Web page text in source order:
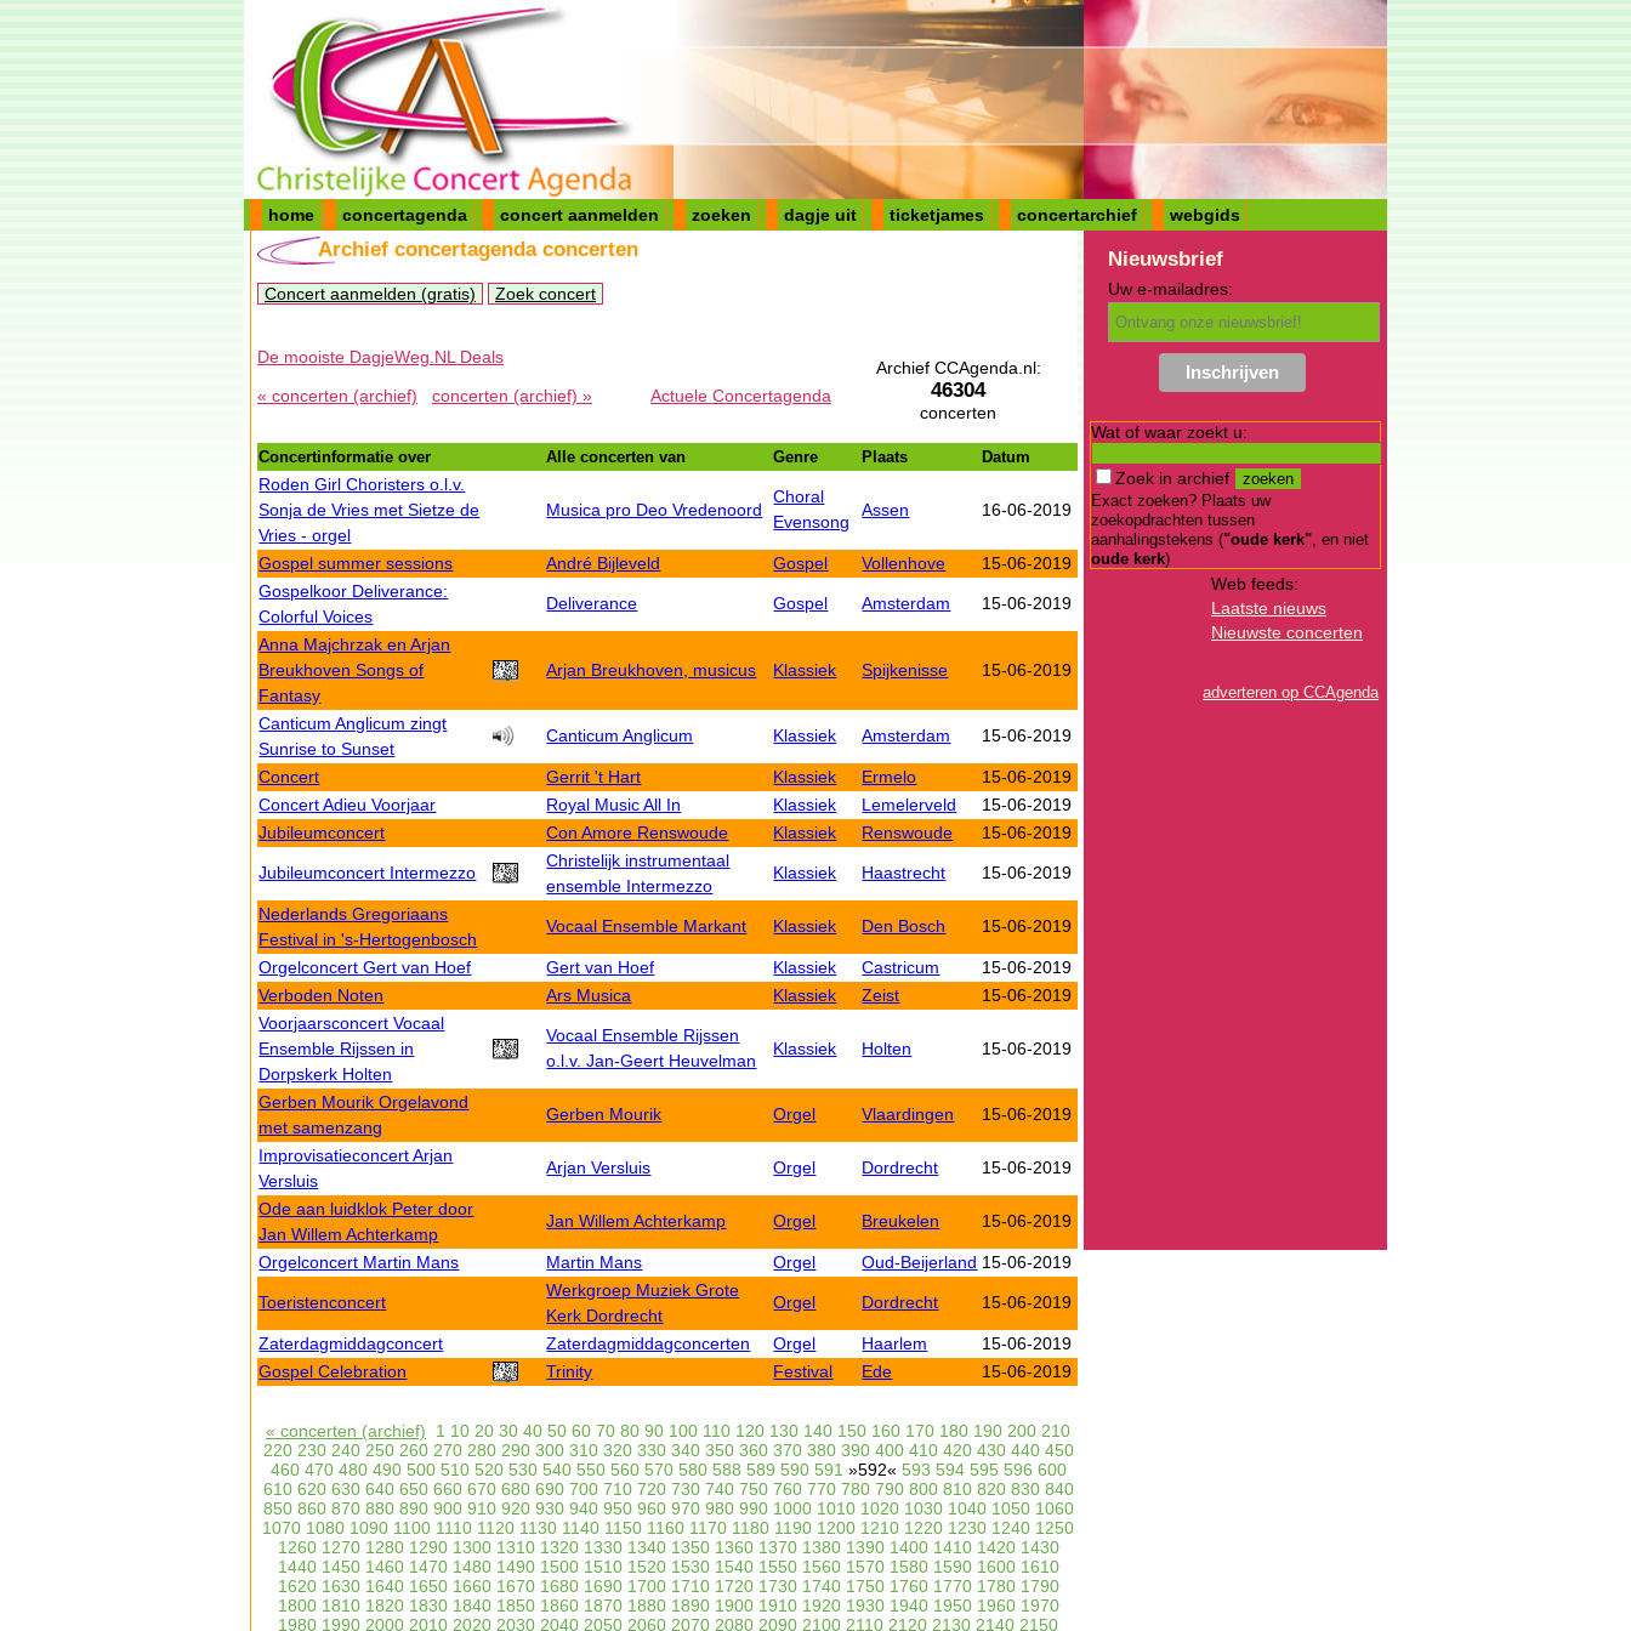
home concertagenda concert aanmelden zoeken dagje uit ticketjames concertarchief webgids
Archief concertagenda concerten
Concert aanmelden (gratis) Zoek concert
Archief CCAgenda.nl:
46304
concerten
De mooiste DagjeWeg.NL Deals
« concerten (archief)
concerten (archief) » Actuele Concertagenda
Concertinformatie over Alle concerten van Genre Plaats Datum
Roden Girl Choristers o.l.v.
Sonja de Vries met Sietze de
Vries - orgel
Musica pro Deo Vredenoord
Choral
Evensong
Assen 16-06-2019
Gospel summer sessions André Bijleveld Gospel Vollenhove
15-06-2019
Gospelkoor Deliverance:
Colorful Voices
Deliverance Gospel Amsterdam 15-06-2019
Anna Majchrzak en Arjan
Breukhoven Songs of
Fantasy
Arjan Breukhoven, musicus Klassiek Spijkenisse 15-06-2019
Canticum Anglicum zingt
Sunrise to Sunset
Canticum Anglicum Klassiek Amsterdam 15-06-2019
Concert Gerrit 't Hart Klassiek Ermelo
15-06-2019
Concert Adieu Voorjaar
Royal Music All In Klassiek Lemelerveld
15-06-2019
Jubileumconcert
Con Amore Renswoude Klassiek Renswoude 15-06-2019
Jubileumconcert Intermezzo
Christelijk instrumentaal
ensemble Intermezzo
Klassiek Haastrecht 15-06-2019
Nederlands Gregoriaans
Festival in 's-Hertogenbosch
Vocaal Ensemble Markant Klassiek Den Bosch 15-06-2019
Orgelconcert Gert van Hoef Gert van Hoef Klassiek Castricum
15-06-2019
Verboden Noten
Ars Musica Klassiek Zeist
15-06-2019
Voorjaarsconcert Vocaal
Ensemble Rijssen in
Dorpskerk Holten
Vocaal Ensemble Rijssen
o.l.v. Jan-Geert Heuvelman
Klassiek Holten 15-06-2019
Gerben Mourik Orgelavond
met samenzang
Gerben Mourik Orgel Vlaardingen 15-06-2019
Improvisatieconcert Arjan
Versluis
Arjan Versluis Orgel Dordrecht 15-06-2019
Ode aan luidklok Peter door
Jan Willem Achterkamp
Jan Willem Achterkamp Orgel Breukelen 15-06-2019
Orgelconcert Martin Mans Martin Mans Orgel Oud-Beijerland 15-06-2019
Toeristenconcert
Werkgroep Muziek Grote
Kerk Dordrecht
Orgel Dordrecht 15-06-2019
Zaterdagmiddagconcert Zaterdagmiddagconcerten Orgel Haarlem
15-06-2019
Gospel Celebration
Trinity Festival Ede 15-06-2019
« concerten (archief) 1 10 20 30 40 50 60 70 80 90 100 110 120 130 140 150 160 170 180 190 200 210
220 230 240 250 260 270 280 290 300 310 320 330 340 350 360 370 380 390 400 410 420 430 440 450
460 470 480 490 500 510 520 530 540 550 560 570 580 588 589 590 591 »592« 593 594 595 596 600
610 620 630 640 650 660 670 680 690 700 710 720 730 740 750 760 770 780 790 800 810 820 830 840
850 860 870 880 890 900 910 920 930 940 950 960 970 980 990 1000 1010 1020 1030 1040 1050 1060
1070 1080 1090 1100 1110 1120 1130 1140 1150 1160 1170 1180 1190 1200 1210 1220 1230 1240 1250
1260 1270 1280 1290 1300 1310 1320 1330 1340 1350 1360 1370 1380 1390 1400 1410 1420 1430
1440 1450 1460 1470 1480 1490 1500 1510 1520 1530 1540 1550 1560 1570 1580 1590 1600 1610
1620 1630 1640 1650 1660 1670 1680 1690 1700 1710 1720 1730 1740 1750 1760 1770 1780 1790
1800 1810 1820 1830 1840 1850 1860 1870 1880 1890 1900 1910 1920 1930 1940 1950 1960 1970
1980 1990 2000 2010 2020 2030 2040 2050 2060 2070 2080 2090 2100 2110 2120 2130 2140 2150
Nieuwsbrief
Uw e-mailadres:
Wat of waar zoekt u:
Zoek in archief
Exact zoeken? Plaats uw
zoekopdrachten tussen
aanhalingstekens ("oude kerk", en niet
oude kerk)
Web feeds:
Laatste nieuws
Nieuwste concerten
adverteren op CCAgenda